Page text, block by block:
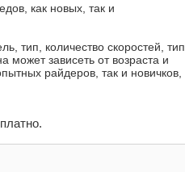
как новых, так и
тип, количество скоростей, тип
зависеть от возраста и
райдеров, так и новичков,